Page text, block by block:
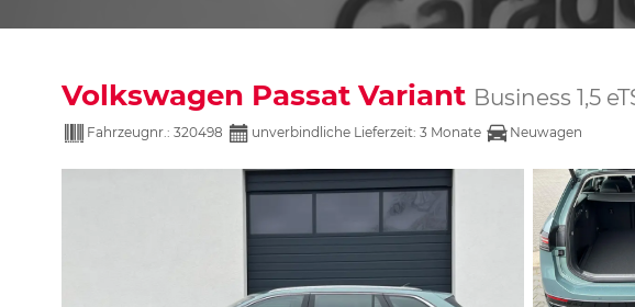
Volkswagen Passat Variant Business 1,5
Fahrzeugnr.: 320498 unverbindliche Lieferzeit: 3 Monate Neuwagen